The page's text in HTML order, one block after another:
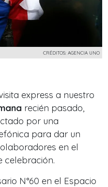
CRÉDITOS: AGENCIA UNO
express a nuestro
recién pasado,
por una
para dar un
en el
celebración.
N°60 en el Espacio